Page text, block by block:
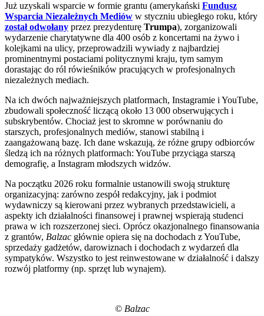
Już uzyskali wsparcie w formie grantu (amerykański Fundusz
Wsparcia Niezależnych Mediów w styczniu ubiegłego roku, który
został odwołany przez prezydenturę Trumpa), zorganizowali
wydarzenie charytatywne dla 400 osób z koncertami na żywo i
kolejkami na ulicy, przeprowadzili wywiady z najbardziej
prominentnymi postaciami politycznymi kraju, tym samym
dorastając do ról rówieśników pracujących w profesjonalnych
niezależnych mediach.
Na ich dwóch najważniejszych platformach, Instagramie i YouTube,
zbudowali społeczność liczącą około 13 000 obserwujących i
subskrybentów. Chociaż jest to skromne w porównaniu do
starszych, profesjonalnych mediów, stanowi stabilną i
zaangażowaną bazę. Ich dane wskazują, że różne grupy odbiorców
śledzą ich na różnych platformach: YouTube przyciąga starszą
demografię, a Instagram młodszych widzów.
Na początku 2026 roku formalnie ustanowili swoją strukturę
organizacyjną: zarówno zespół redakcyjny, jak i podmiot
wydawniczy są kierowani przez wybranych przedstawicieli, a
aspekty ich działalności finansowej i prawnej wspierają studenci
prawa w ich rozszerzonej sieci. Oprócz okazjonalnego finansowania
z grantów, Balzac głównie opiera się na dochodach z YouTube,
sprzedaży gadżetów, darowiznach i dochodach z wydarzeń dla
sympatyków. Wszystko to jest reinwestowane w działalność i dalszy
rozwój platformy (np. sprzęt lub wynajem).
© Balzac